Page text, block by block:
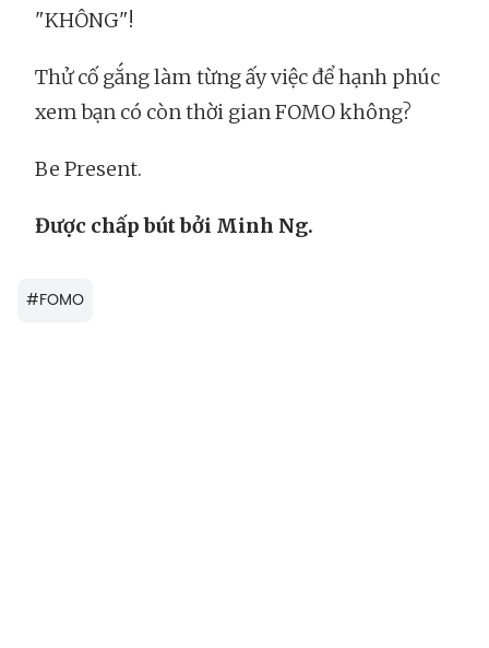
"KHÔNG"!
Thử cố gắng làm từng ấy việc để hạnh phúc
xem bạn có còn thời gian FOMO không?
Be Present.
Được chấp bút bởi Minh Ng.
#FOMO